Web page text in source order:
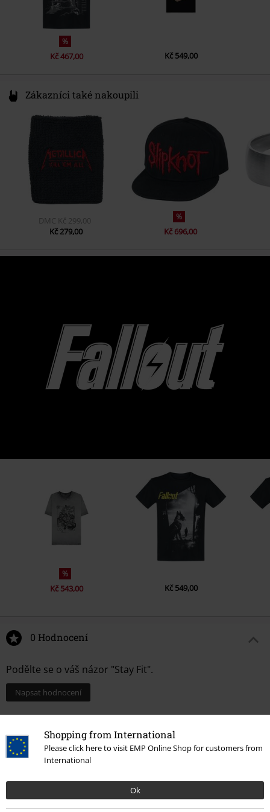
Shopping from International
Please click here to visit EMP Online Shop for customers from
International
Ok
%
Kč 467,00 Kč 549,00
Zákazníci také nakoupili
DMC Kč 299,00
Kč 279,00
%
Kč 696,00
%
Kč 543,00 Kč 549,00
0 Hodnocení
Podělte se o váš názor "Stay Fit".
Napsat hodnocení